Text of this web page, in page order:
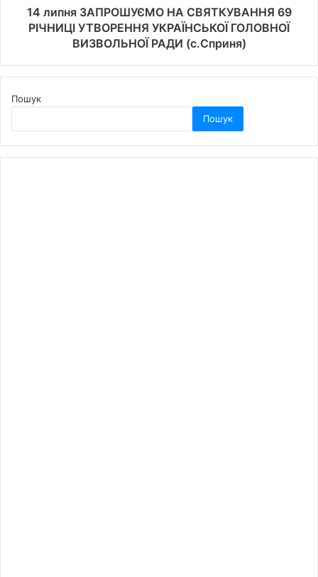
14 липня ЗАПРОШУЄМО НА СВЯТКУВАННЯ 69
РІЧНИЦІ УТВОРЕННЯ УКРАЇНСЬКОЇ ГОЛОВНОЇ
ВИЗВОЛЬНОЇ РАДИ (с.Сприня)
Пошук
Пошук